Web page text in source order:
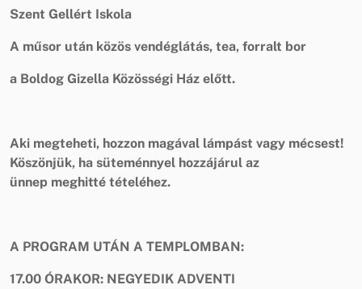
Szent Gellért Iskola
A műsor után közös vendéglátás, tea, forralt bor
a Boldog Gizella Közösségi Ház előtt.
Aki megteheti, hozzon magával lámpást vagy mécsest!
Köszönjük, ha süteménnyel hozzájárul az
ünnep meghitté tételéhez.
A PROGRAM UTÁN A TEMPLOMBAN:
17.00 ÓRAKOR: NEGYEDIK ADVENTI